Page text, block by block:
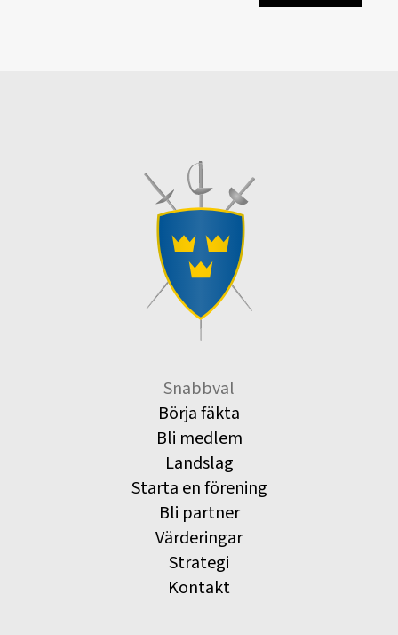
Snabbval
Börja fäkta
Bli medlem
Landslag
Starta en förening
Bli partner
Värderingar
Strategi
Kontakt